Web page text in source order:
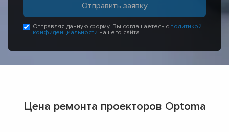
Отправляя данную форму, Вы соглашаетесь с политикой
конфиденциальности нашего сайта
Цена ремонта проекторов Optoma